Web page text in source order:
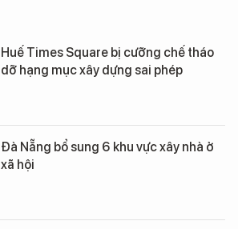
Huế Times Square bị cưỡng chế tháo
dỡ hạng mục xây dựng sai phép
Đà Nẵng bổ sung 6 khu vực xây nhà ở
xã hội